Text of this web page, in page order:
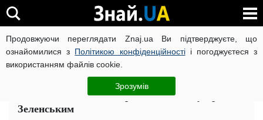
Продовжуючи переглядати Znaj.ua Ви підтверджуєте, що
ознайомилися з Політикою конфіденційностіі погоджуєтеся з
використанням файлів cookie.
Зрозумів
ВІЙНА РОСІЇ ПРОТИ УКРАЇНИ КОРОНАВІРУС В УКРАЇНІ
Політика ЧИТАТЬ НА РУССКОМ
Назвав час і місце: Порошенко хоче зустрічі із
Зеленським